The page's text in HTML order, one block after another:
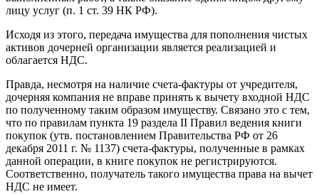
лицу услуг (п. 1 ст. 39 НК РФ).
Исходя из этого, передача имущества для пополнения чистых
активов дочерней организации является реализацией и
облагается НДС.
Правда, несмотря на наличие счета-фактуры от учредителя,
дочерняя компания не вправе принять к вычету входной НДС
по полученному таким образом имуществу. Связано это с тем,
что по правилам пункта 19 раздела II Правил ведения книги
покупок (утв. постановлением Правительства РФ от 26
декабря 2011 г. № 1137) счета-фактуры, полученные в рамках
данной операции, в книге покупок не регистрируются.
Соответственно, получатель такого имущества права на вычет
НДС не имеет.